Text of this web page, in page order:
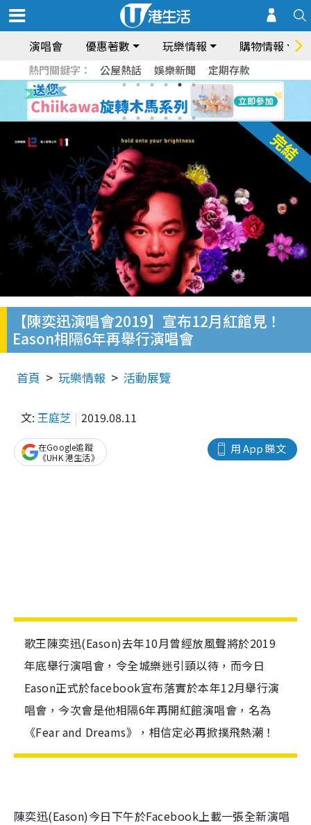
演唱會 優惠著數 玩樂情報 購物情報
熱門關鍵字： 公屋熱話 娛樂新聞 定期存款
【陳奕迅演唱會2019】宣布12月紅館見！
Eason相隔6年再舉行演唱會
首頁 玩樂情報 活動展覽
文: 王庭芝 2019.08.11
用 App 睇文
在Google追蹤
《UHK 港生活》
歌王陳奕迅(Eason)去年10月曾經放風聲將於2019
年底舉行演唱會，令全城樂迷引頸以待，而今日
Eason正式於facebook宣布落實於本年12月舉行演
唱會，今次會是他相隔6年再開紅館演唱會，名為
《Fear and Dreams》，相信定必再掀撲飛熱潮！
陳奕迅(Eason)今日下午於Facebook上載一張全新演唱